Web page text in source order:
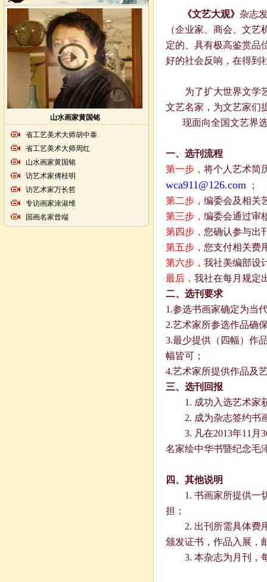
山水画家黄国铭
省工艺美术大师胡中泰
省工艺美术大师周红
山水画家黄国铭
访艺术家傅桂明
访艺术家万长哲
专访画家涂淑维
国画名家曾端
《文艺大观》 杂志
（企业家、商会、文
定的、具有极高鉴赏品
好的社会反响，在得到
为了扩大世界文学
文艺名家，为文艺家们
现面向全国文艺界选
一、选刊流程
第一步， 将个人艺术简
wca911@126.com
；
第二步， 编委会及相关
第三步， 编委会通过审
第四步， 您确认参与出
第五步， 您支付相关费
第六步， 我社美编部设
最后， 我社在每月规定
二、选刊要求
1.参选书画家确定为当
2.艺术家所参选作品确
3.最少提供（四幅）作
幅皆可；
4.艺术家所提供作品及
三、选刊回报
1. 成功入选艺术家
2. 成为杂志签约书
3. 凡在2013年11 月
名家绘中华书暨纪念毛
四、其他说明
1. 书画家所提供一
担；
2. 出刊所需具体费
颁发证书，作品入展，
3. 本杂志为月刊，